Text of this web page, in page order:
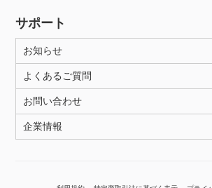
サポート
お知らせ
よくあるご質問
お問い合わせ
企業情報